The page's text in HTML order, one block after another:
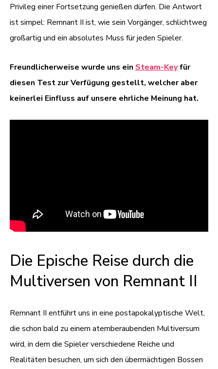
Privileg einer Fortsetzung genießen dürfen. Die Antwort
ist simpel: Remnant II ist, wie sein Vorgänger, schlichtweg
großartig und ein absolutes Muss für jeden Spieler.
Freundlicherweise wurde uns ein Steam-Keyfür
diesen Test zur Verfügung gestellt, welcher aber
keinerlei Einfluss auf unsere ehrliche Meinung hat.
Die Epische Reise durch die
Multiversen von Remnant II
Remnant II entführt uns in eine postapokalyptische Welt,
die schon bald zu einem atemberaubenden Multiversum
wird, in dem die Spieler verschiedene Reiche und
Realitäten besuchen, um sich den übermächtigen Bossen